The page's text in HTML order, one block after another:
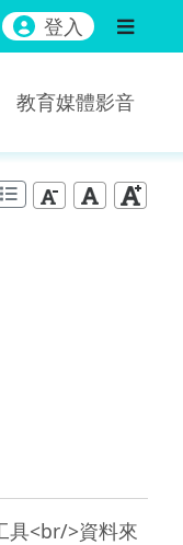
登入
教育媒體影音
具<br/>資料來